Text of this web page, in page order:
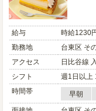
給与
時給1230
勤務地
台東区 そ
アクセス
日比谷線
シフト
週1日以上
時間帯
早朝